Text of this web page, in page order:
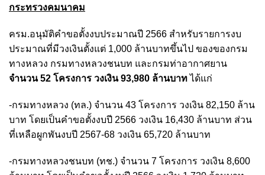
กระทรวงคมนาคม
ครม.อนุมัติคำขอตั้งงบประมาณปี 2566 สำหรับรายการงบ
ประมาณที่มีวงเงินตั้งแต่ 1,000 ล้านบาทขึ้นไป ของของกรม
ทางหลวง กรมทางหลวงชนบท และกรมท่าอากาศยาน
จำนวน 52 โครงการ วงเงิน 93,980 ล้านบาทได้แก่
-กรมทางหลวง (ทล.) จำนวน 43 โครงการ วงเงิน 82,150 ล้าน
บาท โดยเป็นคำขอตั้งงบปี 2566 วงเงิน 16,430 ล้านบาท ส่วน
ที่เหลือผูกพันงบปี 2567-68 วงเงิน 65,720 ล้านบาท
-กรมทางหลวงชนบท (ทช.) จำนวน 7 โครงการ วงเงิน 8,600